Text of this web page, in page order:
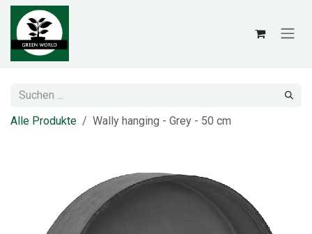
Zum Inhalt springen
Alle Produkte Wally hanging - Grey - 50 cm